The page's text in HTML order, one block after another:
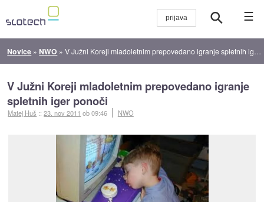
☰
Novice » NWO »V Južni Koreji mladoletnim prepovedano igranje spletnih iger ponoči
V Južni Koreji mladoletnim prepovedano igranje
spletnih iger ponoči
Matej Huš ::23. nov 2011 ob 09:46 NWO